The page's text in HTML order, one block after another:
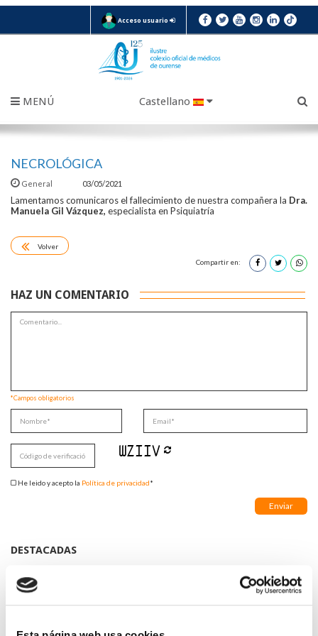
Acceso usuario
MENÚ Castellano
NECROLÓGICA
General 03/05/2021
Lamentamos comunicaros el fallecimiento de nuestra compañera la Dra.
Manuela Gil Vázquez, especialista en Psiquiatría
Volver
Compartir en:
HAZ UN COMENTARIO
*Campos obligatorios
He leido y acepto la Política de privacidad*
DESTACADAS
AL PACTO DE ESTADO FRENTE A LA EMERGENCIA CLIMÁTICA
2026